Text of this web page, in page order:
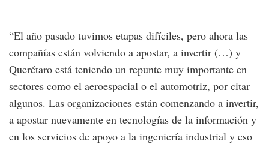
“El año pasado tuvimos etapas difíciles, pero ahora las
compañías están volviendo a apostar, a invertir (…) y
Querétaro está teniendo un repunte muy importante en
sectores como el aeroespacial o el automotriz, por citar
algunos. Las organizaciones están comenzando a invertir,
a apostar nuevamente en tecnologías de la información y
en los servicios de apoyo a la ingeniería industrial y eso